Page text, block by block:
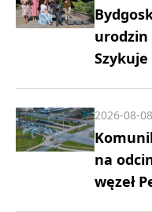
urodzin
na
węzeł
2026-08-